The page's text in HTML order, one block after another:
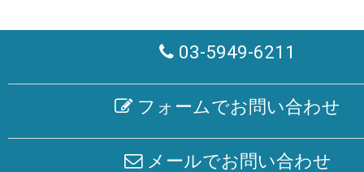
03-5949-6211
フォームでお問い合わせ
メールでお問い合わせ